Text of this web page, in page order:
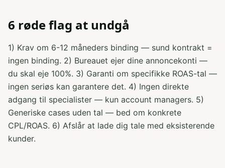
6 røde flag at undgå
1) Krav om 6-12 måneders binding — sund kontrakt =
ingen binding. 2) Bureauet ejer dine annoncekonti —
du skal eje 100%. 3) Garanti om specifikke ROAS-tal —
ingen seriøs kan garantere det. 4) Ingen direkte
adgang til specialister — kun account managers. 5)
Generiske cases uden tal — bed om konkrete
CPL/ROAS. 6) Afslår at lade dig tale med eksisterende
kunder.